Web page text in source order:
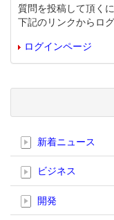
質問を投稿して頂く
下記のリンクからロ
ログインページ
新着ニュース
ビジネス
開発